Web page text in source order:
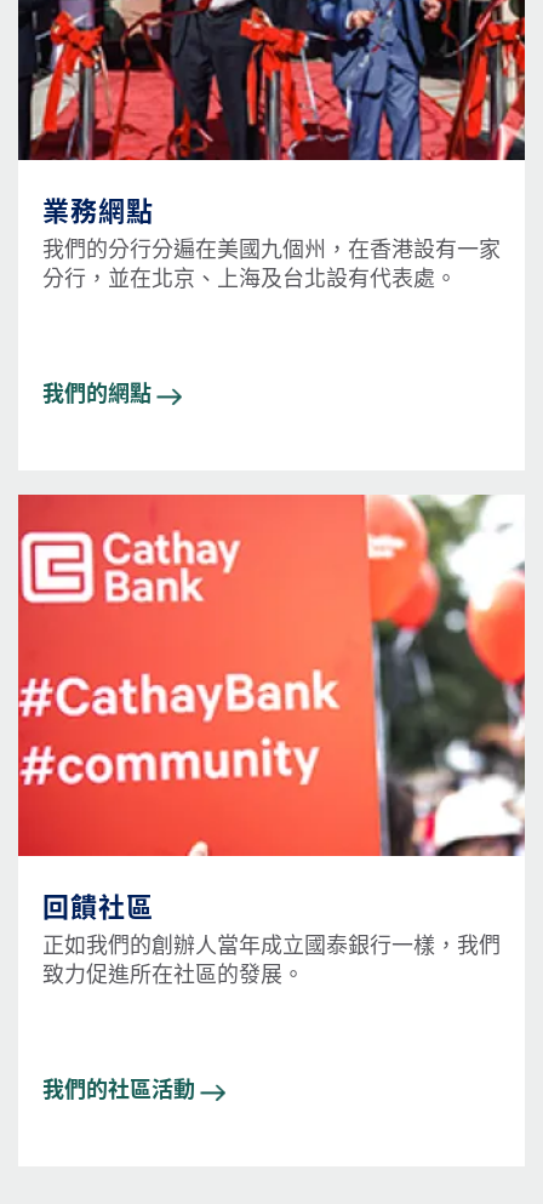
業務網點
我們的分行分遍在美國九個州，在香港設有一家
分行，並在北京、上海及台北設有代表處。
我們的網點
回饋社區
正如我們的創辦人當年成立國泰銀行一樣，我們
致力促進所在社區的發展。
我們的社區活動